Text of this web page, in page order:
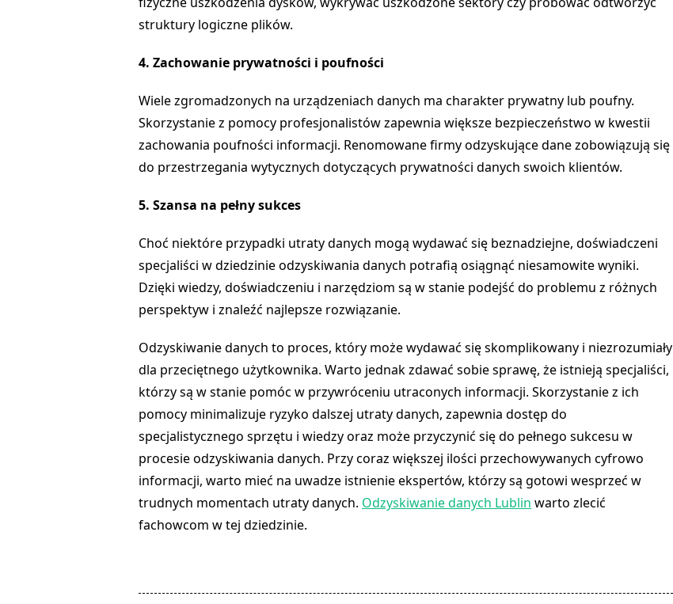
struktury logiczne plików.
4. Zachowanie prywatności i poufności
Wiele zgromadzonych na urządzeniach danych ma charakter prywatny lub poufny.
Skorzystanie z pomocy profesjonalistów zapewnia większe bezpieczeństwo w kwestii
zachowania poufności informacji. Renomowane firmy odzyskujące dane zobowiązują się
do przestrzegania wytycznych dotyczących prywatności danych swoich klientów.
5. Szansa na pełny sukces
Choć niektóre przypadki utraty danych mogą wydawać się beznadziejne, doświadczeni
specjaliści w dziedzinie odzyskiwania danych potrafią osiągnąć niesamowite wyniki.
Dzięki wiedzy, doświadczeniu i narzędziom są w stanie podejść do problemu z różnych
perspektyw i znaleźć najlepsze rozwiązanie.
Odzyskiwanie danych to proces, który może wydawać się skomplikowany i niezrozumiały
dla przeciętnego użytkownika. Warto jednak zdawać sobie sprawę, że istnieją specjaliści,
którzy są w stanie pomóc w przywróceniu utraconych informacji. Skorzystanie z ich
pomocy minimalizuje ryzyko dalszej utraty danych, zapewnia dostęp do
specjalistycznego sprzętu i wiedzy oraz może przyczynić się do pełnego sukcesu w
procesie odzyskiwania danych. Przy coraz większej ilości przechowywanych cyfrowo
informacji, warto mieć na uwadze istnienie ekspertów, którzy są gotowi wesprzeć w
trudnych momentach utraty danych. Odzyskiwanie danych Lublin warto zlecić
fachowcom w tej dziedzinie.